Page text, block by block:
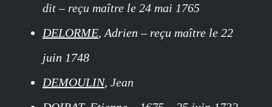
dit – reçu maître le 24 mai 1765
DELORME, Adrien – reçu maître le 22
juin 1748
DEMOULIN, Jean